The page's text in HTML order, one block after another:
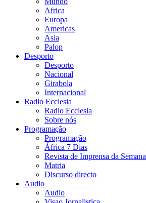
Africa
Europa
Americas
Asia
Palop
Desporto
Desporto
Nacional
Girabola
Internacional
Radio Ecclesia
Radio Ecclesia
Sobre nós
Programação
Programação
África 7 Dias
Revista de Imprensa da Semana
Matria
Discurso directo
Audio
Audio